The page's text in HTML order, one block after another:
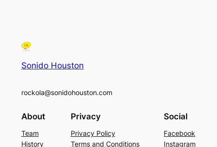
Sonido Houston
rockola@sonidohouston.com
About
Team
History
Privacy
Privacy Policy
Terms and Conditions
Social
Facebook
Instagram